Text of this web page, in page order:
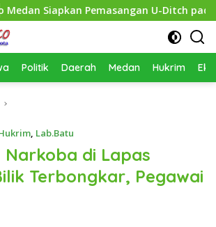
Pemasangan U-Ditch pada 2027
Politik Daerah Medan Hukrim
, Lab.Batu
Narkoba di Lapas
Terbongkar, Pegawai